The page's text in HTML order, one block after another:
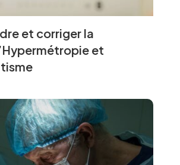
et corriger la
et